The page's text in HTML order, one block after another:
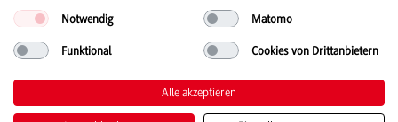
© 2026 Duale Hochschule Baden-Württemberg
Notwendig Matomo
Funktional Cookies von Drittanbietern
Alle akzeptieren